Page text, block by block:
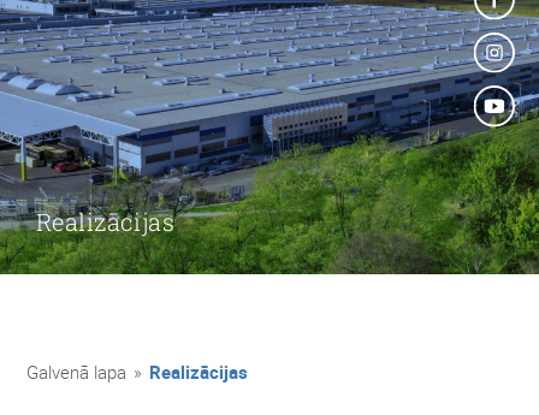
Realizācijas
Galvenā lapa » Realizācijas